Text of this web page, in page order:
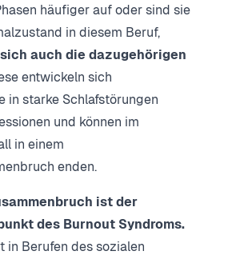
häufiger auf oder sind sie
in diesem Beruf,
auch die dazugehörigen
entwickeln sich
in starke Schlafstörungen
und können im
in einem
enden.
ist der
des Burnout Syndroms.
in Berufen des sozialen